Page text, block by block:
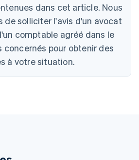
dans cet article. Nous
de solliciter l'avis d'un avocat
comptable agréé dans le
concernés pour obtenir des
à votre situation.